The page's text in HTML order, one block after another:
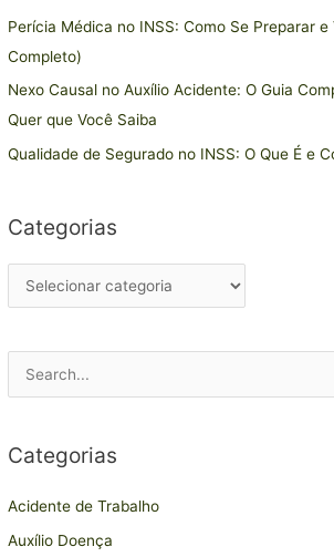
Perícia Médica no INSS: Como Se Preparar e
Completo)
Nexo Causal no Auxílio Acidente: O Guia
Quer que Você Saiba
Qualidade de Segurado no INSS: O Que É e
Categorias
t
e
g
o
r
q
u
Categorias
Acidente de Trabalho
Auxílio Doença